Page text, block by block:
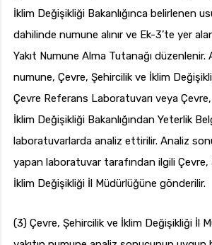
İklim Değişikliği Bakanlığınca belirlenen
dahilinde numune alınır ve Ek-3’te yer
Yakıt Numune Alma Tutanağı düzenlenir.
numune, Çevre, Şehircilik ve İklim
Çevre Referans Laboratuvarı veya
İklim Değişikliği Bakanlığından Yeterlik
laboratuvarlarda analiz ettirilir. Analiz
yapan laboratuvar tarafından ilgili Çevre,
İklim Değişikliği İl Müdürlüğüne gönderilir.
(3) Çevre, Şehircilik ve İklim Değişikliği İl